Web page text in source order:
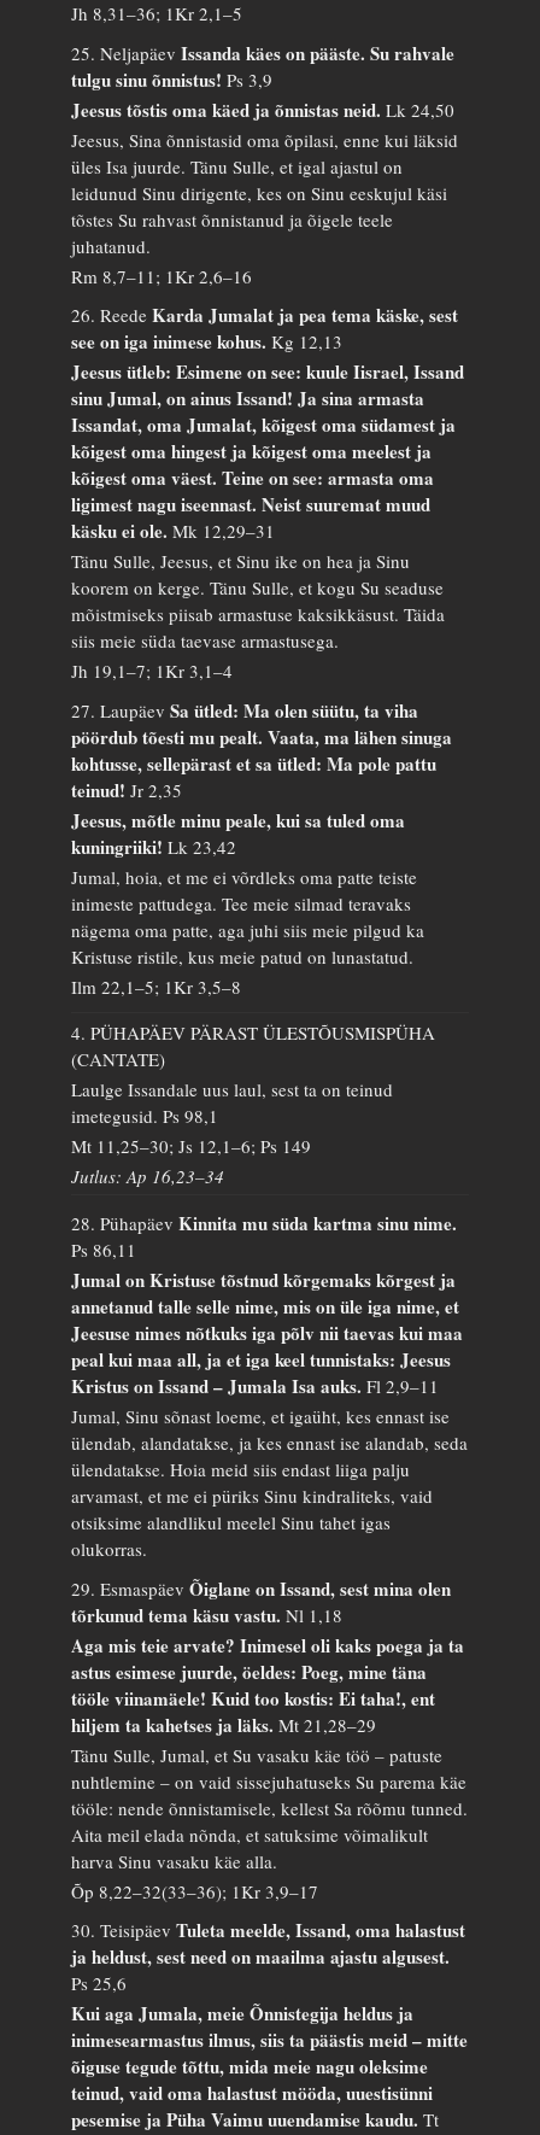
Jh 8,31–36; 1Kr 2,1–5
25. NeljapäevIssanda käes on pääste. Su rahvale
tulgu sinu õnnistus!Ps 3,9
Jeesus tõstis oma käed ja õnnistas neid.Lk 24,50
Jeesus, Sina õnnistasid oma õpilasi, enne kui läksid
üles Isa juurde. Tänu Sulle, et igal ajastul on
leidunud Sinu dirigente, kes on Sinu eeskujul käsi
tõstes Su rahvast õnnistanud ja õigele teele
juhatanud.
Rm 8,7–11; 1Kr 2,6–16
26. ReedeKarda Jumalat ja pea tema käske, sest
see on iga inimese kohus.Kg 12,13
Jeesus ütleb: Esimene on see: kuule Iisrael, Issand
sinu Jumal, on ainus Issand! Ja sina armasta
Issandat, oma Jumalat, kõigest oma südamest ja
kõigest oma hingest ja kõigest oma meelest ja
kõigest oma väest. Teine on see: armasta oma
ligimest nagu iseennast. Neist suuremat muud
käsku ei ole.Mk 12,29–31
Tänu Sulle, Jeesus, et Sinu ike on hea ja Sinu
koorem on kerge. Tänu Sulle, et kogu Su seaduse
mõistmiseks piisab armastuse kaksikkäsust. Täida
siis meie süda taevase armastusega.
Jh 19,1–7; 1Kr 3,1–4
27. LaupäevSa ütled: Ma olen süütu, ta viha
pöördub tõesti mu pealt. Vaata, ma lähen sinuga
kohtusse, sellepärast et sa ütled: Ma pole pattu
teinud!Jr 2,35
Jeesus, mõtle minu peale, kui sa tuled oma
kuningriiki!Lk 23,42
Jumal, hoia, et me ei võrdleks oma patte teiste
inimeste pattudega. Tee meie silmad teravaks
nägema oma patte, aga juhi siis meie pilgud ka
Kristuse ristile, kus meie patud on lunastatud.
Ilm 22,1–5; 1Kr 3,5–8
4. PÜHAPÄEV PÄRAST ÜLESTÕUSMISPÜHA
(CANTATE)
Laulge Issandale uus laul, sest ta on teinud
imetegusid.Ps 98,1
Mt 11,25–30; Js 12,1–6; Ps 149
Jutlus: Ap 16,23–34
28. PühapäevKinnita mu süda kartma sinu nime.
Ps 86,11
Jumal on Kristuse tõstnud kõrgemaks kõrgest ja
annetanud talle selle nime, mis on üle iga nime, et
Jeesuse nimes nõtkuks iga põlv nii taevas kui maa
peal kui maa all, ja et iga keel tunnistaks: Jeesus
Kristus on Issand – Jumala Isa auks.Fl 2,9–11
Jumal, Sinu sõnast loeme, et igaüht, kes ennast ise
ülendab, alandatakse, ja kes ennast ise alandab, seda
ülendatakse. Hoia meid siis endast liiga palju
arvamast, et me ei püriks Sinu kindraliteks, vaid
otsiksime alandlikul meelel Sinu tahet igas
olukorras.
29. EsmaspäevÕiglane on Issand, sest mina olen
tõrkunud tema käsu vastu.Nl 1,18
Aga mis teie arvate? Inimesel oli kaks poega ja ta
astus esimese juurde, öeldes: Poeg, mine täna
tööle viinamäele! Kuid too kostis: Ei taha!, ent
hiljem ta kahetses ja läks.Mt 21,28–29
Tänu Sulle, Jumal, et Su vasaku käe töö – patuste
nuhtlemine – on vaid sissejuhatuseks Su parema käe
tööle: nende õnnistamisele, kellest Sa rõõmu tunned.
Aita meil elada nõnda, et satuksime võimalikult
harva Sinu vasaku käe alla.
Õp 8,22–32(33–36); 1Kr 3,9–17
30. TeisipäevTuleta meelde, Issand, oma halastust
ja heldust, sest need on maailma ajastu algusest.
Ps 25,6
Kui aga Jumala, meie Õnnistegija heldus ja
inimesearmastus ilmus, siis ta päästis meid – mitte
õiguse tegude tõttu, mida meie nagu oleksime
teinud, vaid oma halastust mööda, uuestisünni
pesemise ja Püha Vaimu uuendamise kaudu.Tt